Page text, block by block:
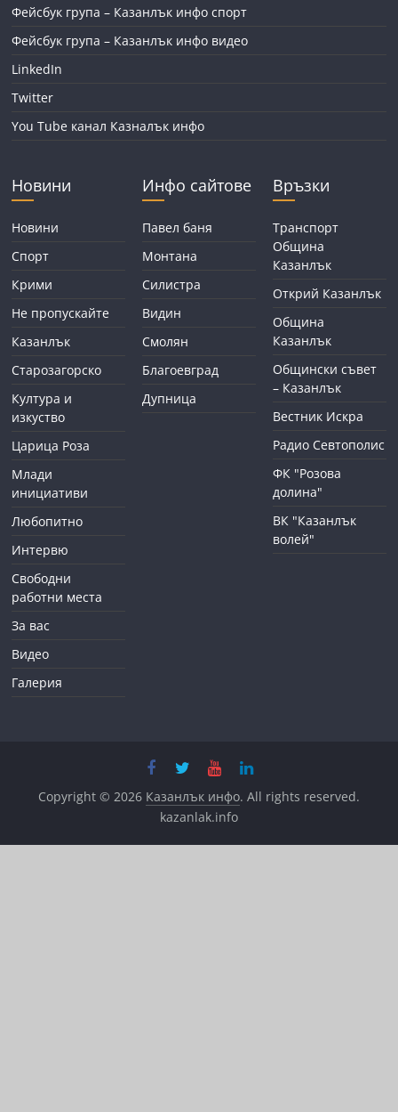
Фейсбук група – Казанлък инфо спорт
Фейсбук група – Казанлък инфо видео
LinkedIn
Twitter
You Tube канал Казналък инфо
Новини
Новини
Спорт
Крими
Не пропускайте
Казанлък
Старозагорско
Култура и
изкуство
Царица Роза
Млади
инициативи
Любопитно
Интервю
Свободни
работни места
За вас
Видео
Галерия
Инфо сайтове
Павел баня
Монтана
Силистра
Видин
Смолян
Благоевград
Дупница
Връзки
Транспорт
Община
Казанлък
Открий Казанлък
Община
Казанлък
Общински съвет
– Казанлък
Вестник Искра
Радио Севтополис
ФК "Розова
долина"
ВК "Казанлък
волей"
Copyright © 2026 Казанлък инфо. All rights reserved.
kazanlak.info